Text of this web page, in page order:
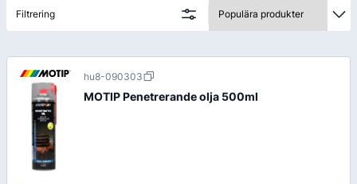
Filtrering
hu8-090303
MOTIP Penetrerande olja 500ml